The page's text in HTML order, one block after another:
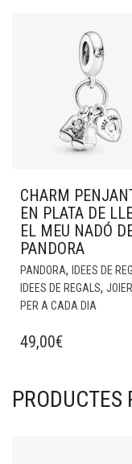
CHARM
EN PLATA DE
EL MEU NADÓ
PANDORA
PANDORA, IDEES DE
IDEES DE REGALS,
PER A CADA DIA
49,00€
PRODUCTES